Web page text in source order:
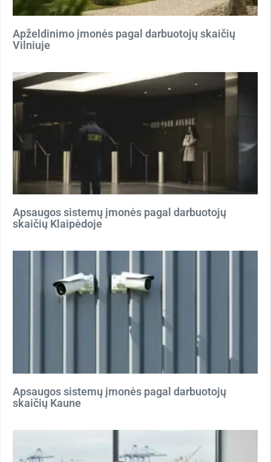
Apželdinimo įmonės pagal darbuotojų skaičių
Vilniuje
Apsaugos sistemų įmonės pagal darbuotojų
skaičių Klaipėdoje
Apsaugos sistemų įmonės pagal darbuotojų
skaičių Kaune